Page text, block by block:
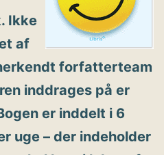
Ikke
af
forfatterteam
inddrages på er
er inddelt i 6
uge – der indeholder